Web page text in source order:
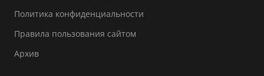
Политика конфиденциальности
Правила пользования сайтом
Архив